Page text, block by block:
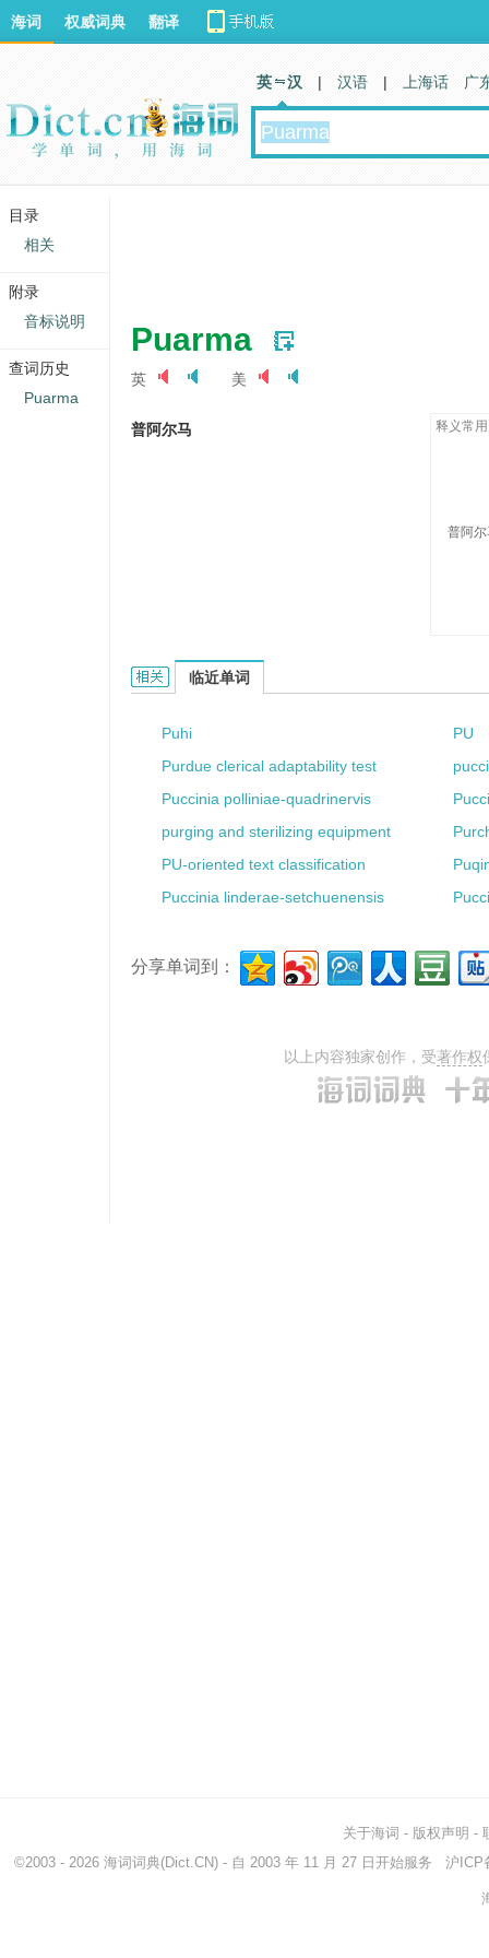
Puarma
英 美
普阿尔马 释义常
普阿
Puarma的相关资料：
临近单词
Puhi
PU
Purdue clerical adaptability test
Puccinia polliniae-quadrinervis
purging and sterilizing equipment
PU-oriented text classification
Puccinia linderae-setchuenensis
分享单词到：
以上内容独家创作，受著作权
海词 权威词典 翻译
英 汉 | 汉语 | 上海话 广
关于海词 - 版权声明 -
©2003 - 2026 海词词典(Dict.CN) - 自 2003 年 11 月 27 日开始服务 沪ICP
目录
相关
附录
音标说明
查词历史
Puarma